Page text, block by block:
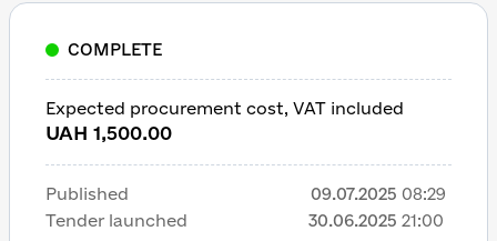
COMPLETE
Expected procurement cost, VAT included
UAH 1,500.00
Published 09.07.2025 08:29
Tender launched
30.06.2025 21:00